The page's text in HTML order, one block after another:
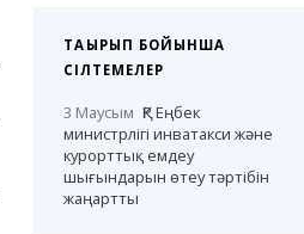
ТАҚЫРЫП БОЙЫНША
СІЛТЕМЕЛЕР
3 Маусым ҚР Еңбек
министрлігі инватакси және
курорттық емдеу
шығындарын өтеу тәртібін
жаңартты